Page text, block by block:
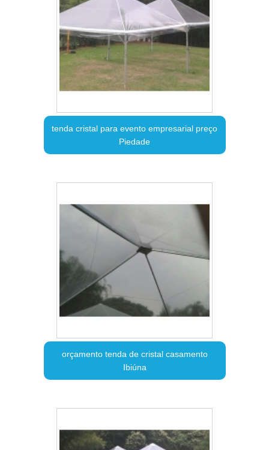
tenda cristal para evento empresarial preço
Piedade
orçamento tenda de cristal casamento
Ibiúna